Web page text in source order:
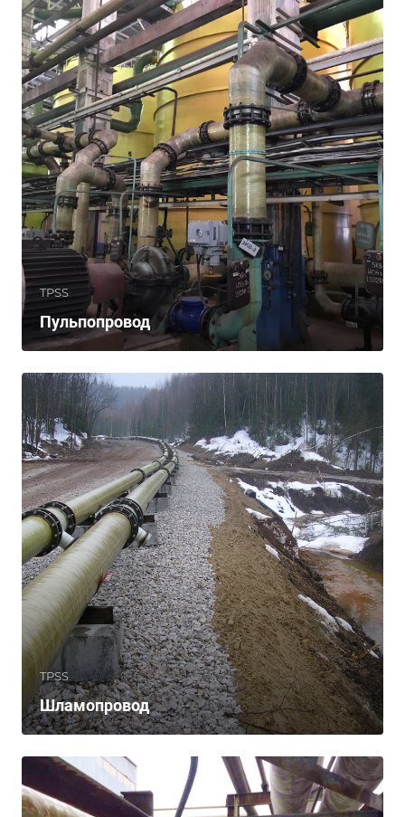
TPSS
Пульпопровод
TPSS
Шламопровод